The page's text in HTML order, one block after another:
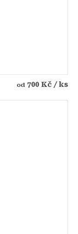
od 700 Kč / ks